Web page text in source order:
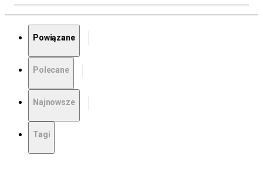
Powiązane
Polecane
Najnowsze
Tagi